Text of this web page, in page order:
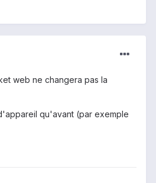
web ne changera pas la
qu'avant (par exemple